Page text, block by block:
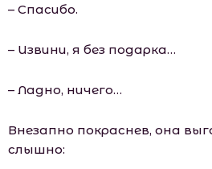
– Спасибо.
– Извини, я без подарка…
– Ладно, ничего…
Внезапно покраснев, она
слышно: